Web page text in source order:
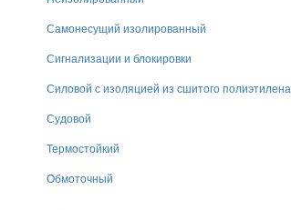
Самонесущий изолированный
Сигнализации и блокировки
Силовой с изоляцией из сшитого полиэтилена
Судовой
Термостойкий
Обмоточный